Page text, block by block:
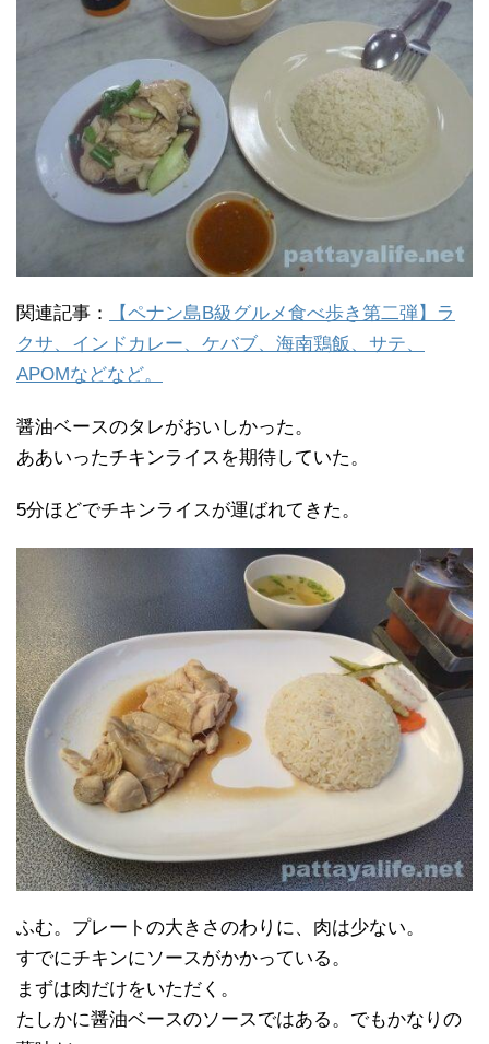
関連記事：
【ペナン島B級グルメ食べ歩き第二弾】ラ
クサ、インドカレー、ケバブ、海南鶏飯、サテ、
APOMなどなど。
醤油ベースのタレがおいしかった。
ああいったチキンライスを期待していた。
5分ほどでチキンライスが運ばれてきた。
ふむ。プレートの大きさのわりに、肉は少ない。
すでにチキンにソースがかかっている。
まずは肉だけをいただく。
たしかに醤油ベースのソースではある。でもかなりの